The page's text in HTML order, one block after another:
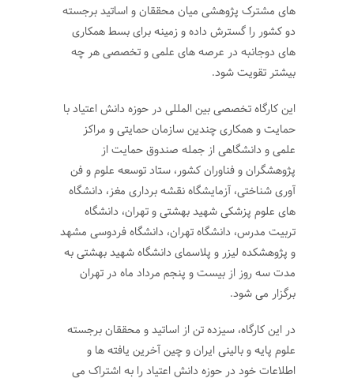
های مشترک پژوهشی میان محققان و اساتید برجسته
دو کشور را گسترش داده و زمینه برای بسط همکاری
های دوجانبه در عرصه های علمی و تخصصی هر چه
بیشتر تقویت شود.
این کارگاه تخصصی بین المللی در حوزه دانش اعتیاد با
حمایت و همکاری چندین سازمان حمایتی و مراکز
علمی و دانشگاهی از جمله صندوق حمایت از
پژوهشگران و فناوران کشور، ستاد توسعه علوم و فن
آوری شناختی، آزمایشگاه نقشه برداری مغز، دانشگاه
های علوم پزشکی شهید بهشتی و تهران، دانشگاه
تربیت مدرس، دانشگاه تهران، دانشگاه فردوسی مشهد
و پژوهشکده لیزر و پلاسمای دانشگاه شهید بهشتی به
مدت سه روز از بیست و پنجم مرداد ماه در تهران
برگزار می شود.
در این کارگاه، سیزده تن از اساتید و محققان برجسته
علوم پایه و بالینی ایران و چین آخرین یافته ها و
اطلاعات خود در حوزه دانش اعتیاد را به اشتراک می